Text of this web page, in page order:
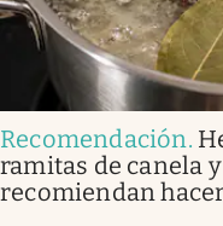
Recomendación.
ramitas de canela
recomiendan